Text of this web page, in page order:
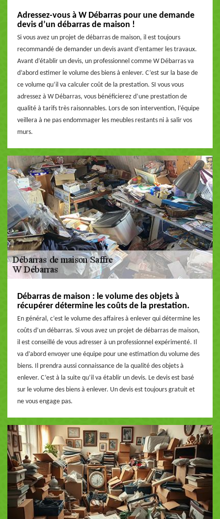
Adressez-vous à W Débarras pour une demande
devis d’un débarras de maison !
Si vous avez un projet de débarras de maison, il est toujours
recommandé de demander un devis avant d’entamer les travaux.
Avant d’établir un devis, un professionnel comme W Débarras va
d’abord estimer le volume des biens à enlever. C’est sur la base de
ce volume qu’il va calculer coût de la prestation. SI vous vous
adressez à W Débarras, vous bénéficierez d’une prestation de
qualité à tarifs très raisonnables. Lors de son intervention, l’équipe
veillera à ne pas endommager les meubles restants ni à salir vos
murs.
Débarras de maison : le volume des objets à
récupérer détermine les coûts de la prestation.
En général, c’est le volume des affaires à enlever qui détermine les
coûts d’un débarras. Si vous avez un projet de débarras de maison,
il est conseillé de vous adresser à un professionnel expérimenté. Il
va d’abord envoyer une équipe pour une estimation du volume des
biens. Il prendra aussi connaissance de la qualité des objets à
enlever. C’est à la suite qu’il va établir un devis. Le devis est basé
sur le volume des biens à enlever. Un devis est toujours gratuit et
ne vous engage pas.